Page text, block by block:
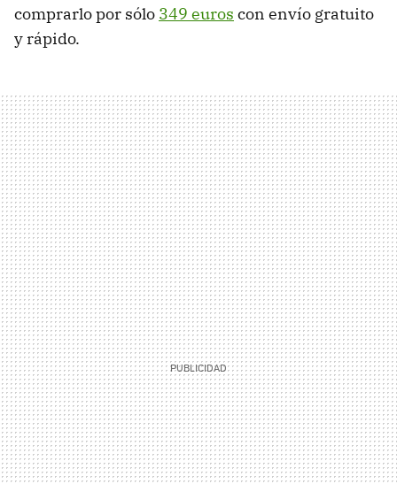
comprarlo por sólo 349 euros con envío gratuito
y rápido.